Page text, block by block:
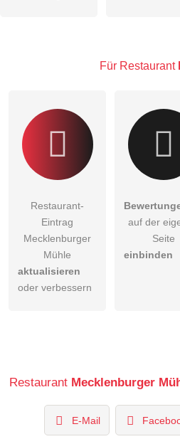
Besucher sichtbar.
Für Restaurant
Restaurant-
Eintrag
Mecklenburger
Mühle
aktualisieren
oder verbessern
auf der
Seite
einbinden
Restaurant Mecklenburger
E-Mail